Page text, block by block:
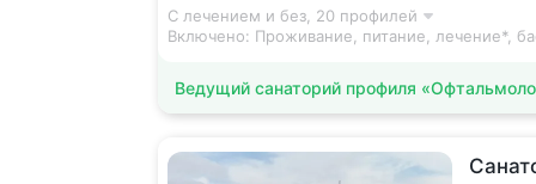
С лечением и без, 20 профилей
Включено: Проживание, питание, лечение*,
Ведущий санаторий профиля